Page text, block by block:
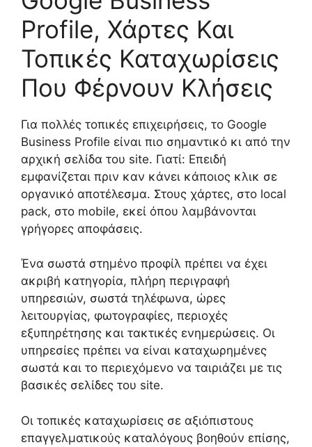
Profile, Χάρτες Και
Τοπικές Καταχωρίσεις
Που Φέρνουν Κλήσεις
Για πολλές τοπικές επιχειρήσεις, το Google
Business Profile είναι πιο σημαντικό κι από την
αρχική σελίδα του site. Γιατί: Επειδή
εμφανίζεται πριν καν κάνει κάποιος κλικ σε
οργανικό αποτέλεσμα. Στους χάρτες, στο local
pack, στο mobile, εκεί όπου λαμβάνονται
γρήγορες αποφάσεις.
Ένα σωστά στημένο προφίλ πρέπει να έχει
ακριβή κατηγορία, πλήρη περιγραφή
υπηρεσιών, σωστά τηλέφωνα, ώρες
λειτουργίας, φωτογραφίες, περιοχές
εξυπηρέτησης και τακτικές ενημερώσεις. Οι
υπηρεσίες πρέπει να είναι καταχωρημένες
σωστά και το περιεχόμενο να ταιριάζει με τις
βασικές σελίδες του site.
Οι τοπικές καταχωρίσεις σε αξιόπιστους
επαγγελματικούς καταλόγους βοηθούν επίσης,